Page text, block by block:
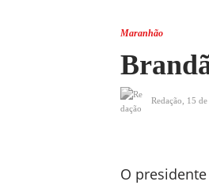
Maranhão
Redação 15
O